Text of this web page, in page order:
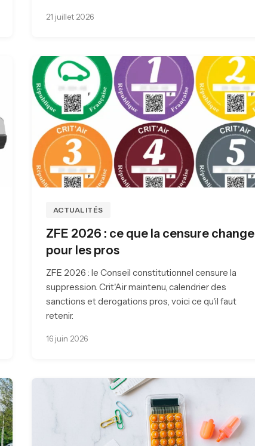
21 juillet 2026
ACTUALITÉS
ZFE 2026 : ce que la censure change
pour les pros
ZFE 2026 : le Conseil constitutionnel censure la
suppression. Crit'Air maintenu, calendrier des
sanctions et derogations pros, voici ce qu'il faut
retenir.
16 juin 2026